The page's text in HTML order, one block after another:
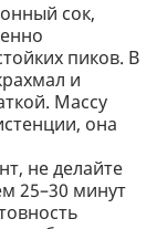
сок,
пиков. В
и
Массу
она
не делайте
25–30 минут